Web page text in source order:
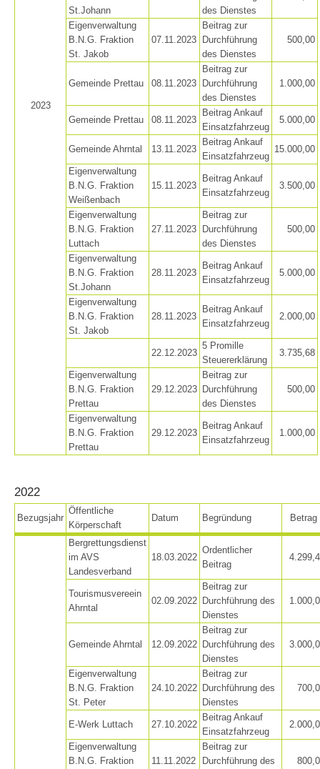
2023
St.Johann
des Dienstes
Eigenverwaltung
B.N.G. Fraktion
St. Jakob
07.11.2023
Beitrag zur
Durchführung
des Dienstes
500,00
Gemeinde Prettau 08.11.2023
Beitrag zur
Durchführung
des Dienstes
1.000,00
Gemeinde Prettau 08.11.2023
Beitrag Ankauf
Einsatzfahrzeug
5.000,00
Gemeinde Ahrntal 13.11.2023
Beitrag Ankauf
Einsatzfahrzeug
15.000,00
Eigenverwaltung
B.N.G. Fraktion
Weißenbach
15.11.2023
Beitrag Ankauf
Einsatzfahrzeug
3.500,00
Eigenverwaltung
B.N.G. Fraktion
Luttach
27.11.2023
Beitrag zur
Durchführung
des Dienstes
500,00
Eigenverwaltung
B.N.G. Fraktion
St.Johann
28.11.2023
Beitrag Ankauf
Einsatzfahrzeug
5.000,00
Eigenverwaltung
B.N.G. Fraktion
St. Jakob
28.11.2023
Beitrag Ankauf
Einsatzfahrzeug
2.000,00
22.12.2023
5 Promille
Steuererklärung
3.735,68
Eigenverwaltung
B.N.G. Fraktion
Prettau
29.12.2023
Beitrag zur
Durchführung
des Dienstes
500,00
Eigenverwaltung
B.N.G. Fraktion
Prettau
29.12.2023
Beitrag Ankauf
Einsatzfahrzeug
1.000,00
2022
Bezugsjahr
Öffentliche
Körperschaft
Datum Begründung Betrag
Bergrettungsdienst
im AVS
Landesverband
18.03.2022
Ordentlicher
Beitrag
Tourismusvereein
Ahrntal
02.09.2022
Beitrag zur
Durchführung des
Dienstes
Gemeinde Ahrntal 12.09.2022
Beitrag zur
Durchführung des
Dienstes
Eigenverwaltung
B.N.G. Fraktion
St. Peter
24.10.2022
Beitrag zur
Durchführung des
Dienstes
E-Werk Luttach 27.10.2022
Beitrag Ankauf
Einsatzfahrzeug
Eigenverwaltung
B.N.G. Fraktion
11.11.2022
Beitrag zur
Durchführung des